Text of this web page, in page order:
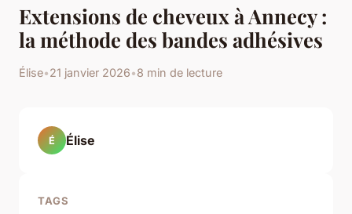
Extensions de cheveux à Annecy :
la méthode des bandes adhésives
Élise•21 janvier 2026•8 min de lecture
É Élise
TAGS